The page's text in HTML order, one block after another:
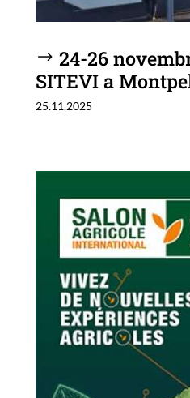
24-26
SITEVI a
25.11.2025